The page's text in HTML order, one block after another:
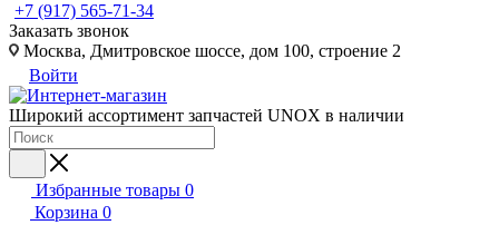
+7 (917) 565-71-34
Заказать звонок
Москва, Дмитровское шоссе, дом 100, строение 2
Войти
Широкий ассортимент запчастей UNOX в наличии
Избранные товары 0
Корзина 0